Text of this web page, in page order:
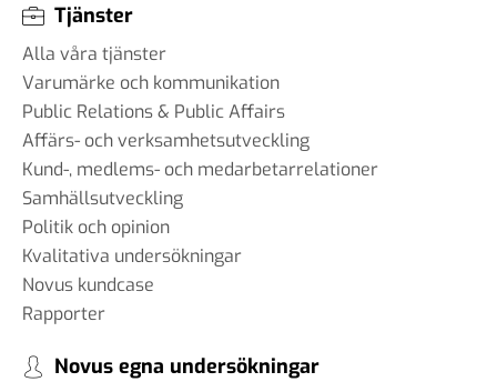
Tjänster
Alla våra tjänster
Varumärke och kommunikation
Public Relations & Public Affairs
Affärs- och verksamhetsutveckling
Kund-, medlems- och medarbetarrelationer
Samhällsutveckling
Politik och opinion
Kvalitativa undersökningar
Novus kundcase
Rapporter
Novus egna undersökningar